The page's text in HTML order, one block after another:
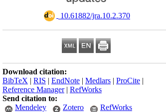
‎ 10.61882/jra.10.2.370
Download citation:
BibTeX | RIS | EndNote | Medlars | ProCite |
Reference Manager| RefWorks
Send citation to:
Mendeley
Zotero RefWorks